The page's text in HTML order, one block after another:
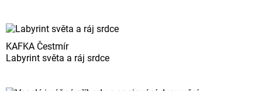
KAFKA Čestmír
Labyrint světa a ráj srdce